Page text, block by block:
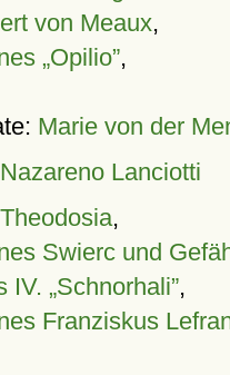
von Meaux,
„Opilio”,
Marie von der
Nazareno Lanciotti
Theodosia,
Swierc und
IV. „Schnorhali”,
Franziskus